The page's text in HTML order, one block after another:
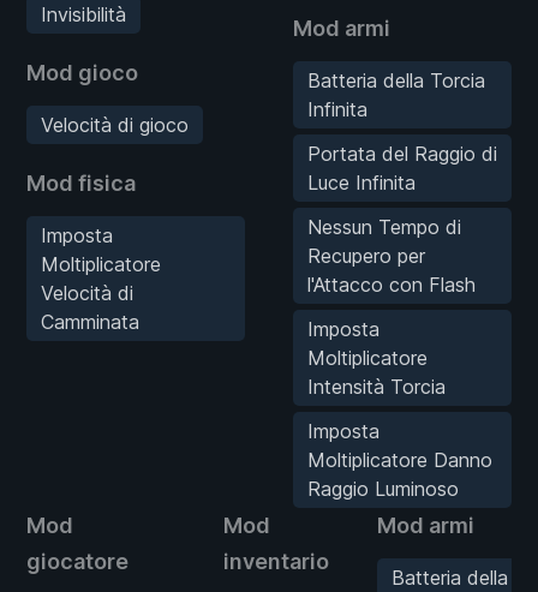
Invisibilità
Mod gioco
Velocità di gioco
Mod fisica
Imposta
Moltiplicatore
Velocità di
Camminata
Mod armi
Batteria della Torcia
Infinita
Portata del Raggio di
Luce Infinita
Nessun Tempo di
Recupero per
l'Attacco con Flash
Imposta
Moltiplicatore
Intensità Torcia
Imposta
Moltiplicatore Danno
Raggio Luminoso
Mod
giocatore
Mod
inventario
Mod armi
Batteria della